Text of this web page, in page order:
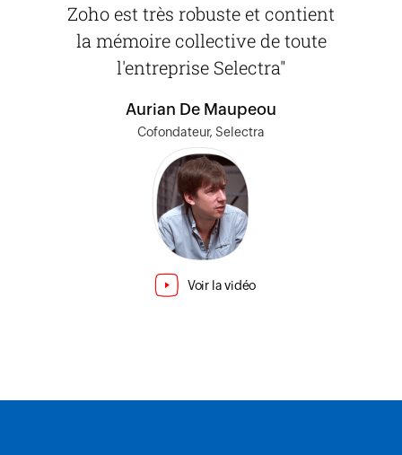
Zoho est très robuste et contient
la mémoire collective de toute
l'entreprise Selectra"
Aurian De Maupeou
Cofondateur, Selectra
Voir la vidéo